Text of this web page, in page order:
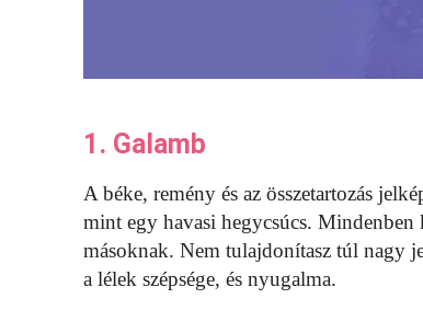
1. Galamb
A béke, remény és az összetartozás
mint egy havasi hegycsúcs.
másoknak. Nem tulajdonítasz túl nagy
a lélek szépsége, és nyugalma.